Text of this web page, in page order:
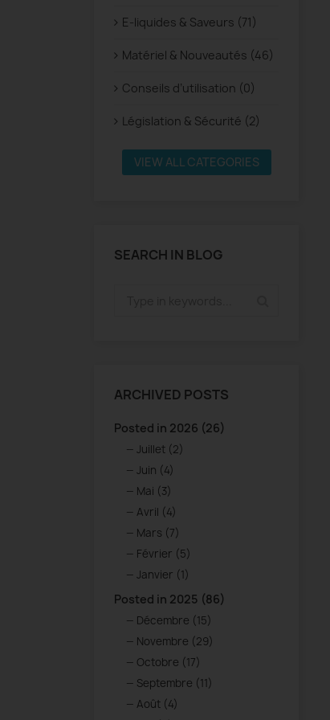
E-liquides & Saveurs (71)
Matériel & Nouveautés (46)
Conseils d’utilisation (0)
Législation & Sécurité (2)
VIEW ALL CATEGORIES
SEARCH IN BLOG
ARCHIVED POSTS
Posted in 2026 (26)
Juillet (2)
Juin (4)
Mai (3)
Avril (4)
Mars (7)
Février (5)
Janvier (1)
Posted in 2025 (86)
Décembre (15)
Novembre (29)
Octobre (17)
Septembre (11)
Août (4)